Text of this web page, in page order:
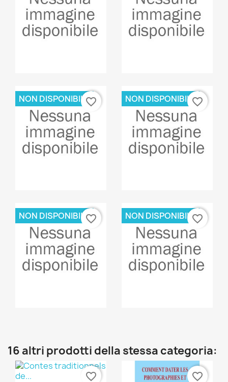
NON DISPONIBILEfavorite_border NON DISPONIBILEfavorite_border
NON DISPONIBILEfavorite_border NON DISPONIBILEfavorite_border
16 altri prodotti della stessa categoria:
favorite_border favorite_border